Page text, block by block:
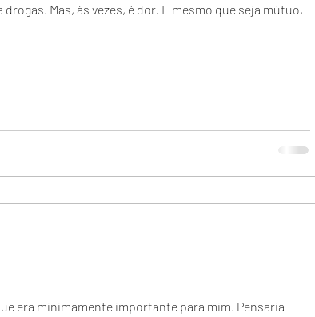
Mas, às vezes, é dor. E mesmo que seja mútuo,
era minimamente importante para mim. Pensaria